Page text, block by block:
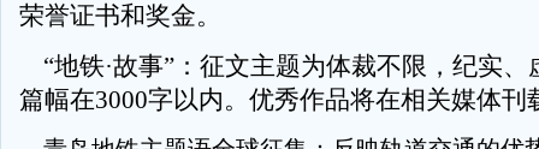
荣誉证书和奖金。
“地铁·故事”：征文主题为体裁不限，纪实、
篇幅在3000字以内。优秀作品将在相关媒体刊